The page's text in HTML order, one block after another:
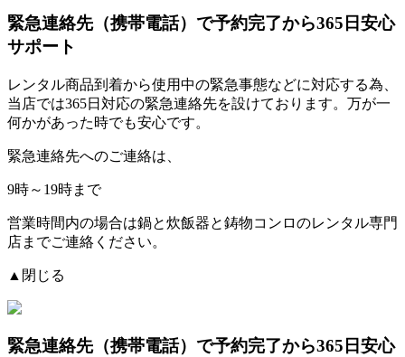
緊急連絡先（携帯電話） で予約完了から365日安心
サポート
レンタル商品到着から使用中の緊急事態などに対応する為、
当店では365日対応の緊急連絡先を設けております。 万が一
何かがあった時でも安心です。
緊急連絡先へのご連絡は、
9時～19時まで
営業時間内の場合は鍋と炊飯器と鋳物コンロのレンタル専門
店までご連絡ください。
▲閉じる
緊急連絡先（携帯電話） で予約完了から365日安心